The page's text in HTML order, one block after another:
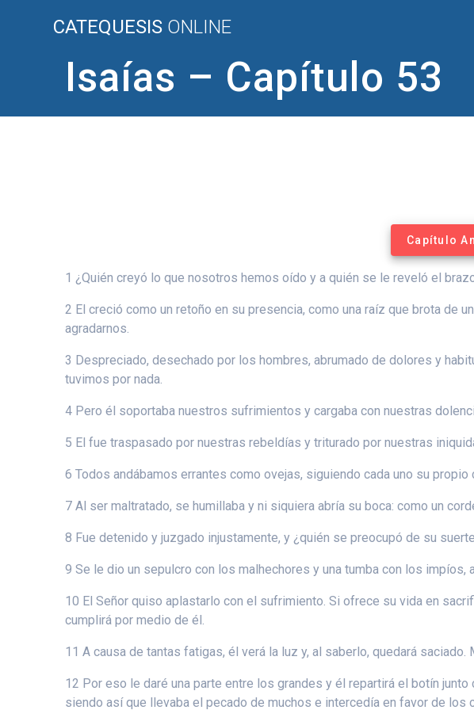
CATEQUESIS ONLINE
Isaías – Capítulo 53
Capítulo
1 ¿Quién creyó lo que nosotros hemos oído y a quién se le reveló el
2 El creció como un retoño en su presencia, como una raíz que brota de
agradarnos.
3 Despreciado, desechado por los hombres, abrumado de dolores y
tuvimos por nada.
4 Pero él soportaba nuestros sufrimientos y cargaba con nuestras
5 El fue traspasado por nuestras rebeldías y triturado por nuestras
6 Todos andábamos errantes como ovejas, siguiendo cada uno su
7 Al ser maltratado, se humillaba y ni siquiera abría su boca: como un
8 Fue detenido y juzgado injustamente, y ¿quién se preocupó de su
9 Se le dio un sepulcro con los malhechores y una tumba con los impíos,
10 El Señor quiso aplastarlo con el sufrimiento. Si ofrece su vida en
cumplirá por medio de él.
11 A causa de tantas fatigas, él verá la luz y, al saberlo, quedará
12 Por eso le daré una parte entre los grandes y él repartirá el botín
siendo así que llevaba el pecado de muchos e intercedía en favor de los